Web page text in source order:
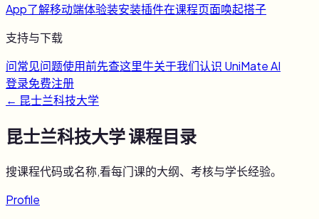
App了解移动端体验装安装插件在课程页面唤起搭子
支持与下载
问常见问题使用前先查这里牛关于我们认识 UniMate AI
登录免费注册
← 昆士兰科技大学
昆士兰科技大学课程目录
搜课程代码或名称,看每门课的大纲、考核与学长经验。
Profile